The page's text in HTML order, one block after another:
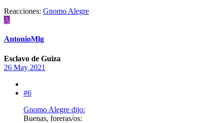
Reacciones: Gnomo Alegre
A
AntonioMlg
Esclavo de Guiza
26 May 2021
#6
Gnomo Alegre dijo:
Buenas, foreras/os: